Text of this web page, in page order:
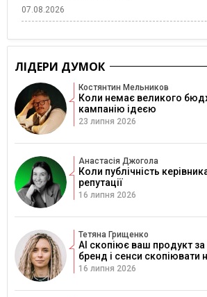
07.08.2026
ЛІДЕРИ ДУМОК
Костянтин Мельников
Коли немає великого
кампанію ідеєю
23 липня 2026
Анастасія Джогола
Коли публічність
репутації
16 липня 2026
Тетяна Грищенко
AI скопіює ваш продукт за
бренд і сенси скопіювати
16 липня 2026